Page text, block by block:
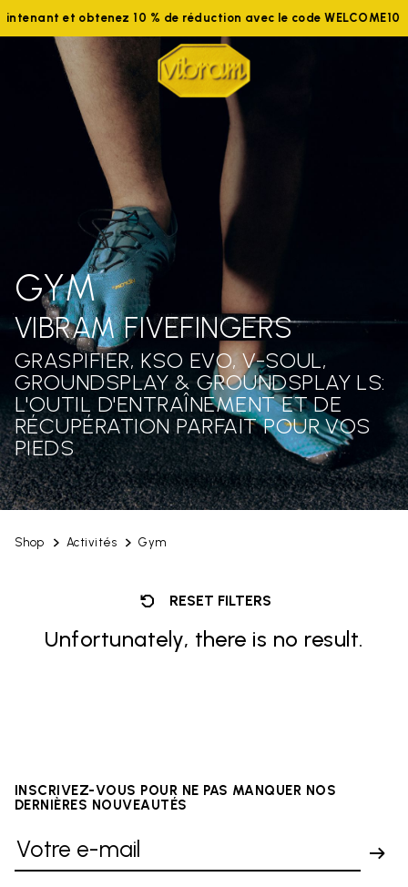
et obtenez 10 % de réduction avec le code WELCOME10
Shop Activités Gym
GYM
VIBRAM FIVEFINGERS
GRASPIFIER, KSO EVO, V-SOUL,
GROUNDSPLAY & GROUNDSPLAY LS:
L'OUTIL D'ENTRAÎNEMENT ET DE
RÉCUPÉRATION PARFAIT POUR VOS
PIEDS
RESET FILTERS
Unfortunately, there is no result.
INSCRIVEZ-VOUS POUR NE PAS MANQUER NOS
DERNIÈRES NOUVEAUTÉS